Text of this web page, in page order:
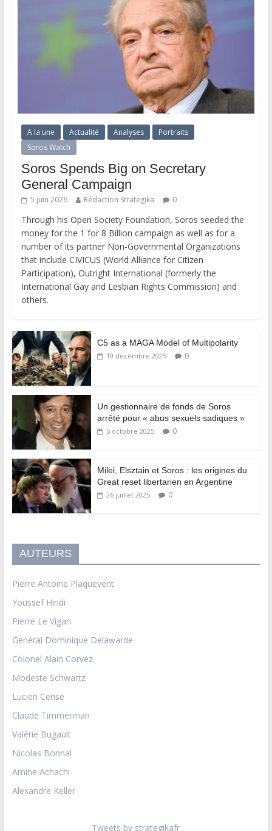
A la une Actualité Analyses
Portraits
Soros Watch
Soros Spends Big on Secretary
General Campaign
5 juin 2026 Rédaction Strategika 0
Through his Open Society Foundation, Soros seeded the
money for the 1 for 8 Billion campaign as well as for a
number of its partner Non-Governmental Organizations
that include CIVICUS (World Alliance for Citizen
Participation), Outright International (formerly the
International Gay and Lesbian Rights Commission) and
others.
C5 as a MAGA Model of Multipolarity
19 décembre 2025 0
Un gestionnaire de fonds de Soros
arrêté pour « abus sexuels sadiques »
5 octobre 2025 0
Milei, Elsztain et Soros : les origines du
Great reset libertarien en Argentine
26 juillet 2025 0
AUTEURS
Pierre Antoine Plaquevent
Youssef Hindi
Pierre Le Vigan
Général Dominique Delawarde
Colonel Alain Corvez
Modeste Schwartz
Lucien Cerise
Claude Timmerman
Valérie Bugault
Nicolas Bonnal
Amine Achachi
Alexandre Keller
Tweets by strategikafr